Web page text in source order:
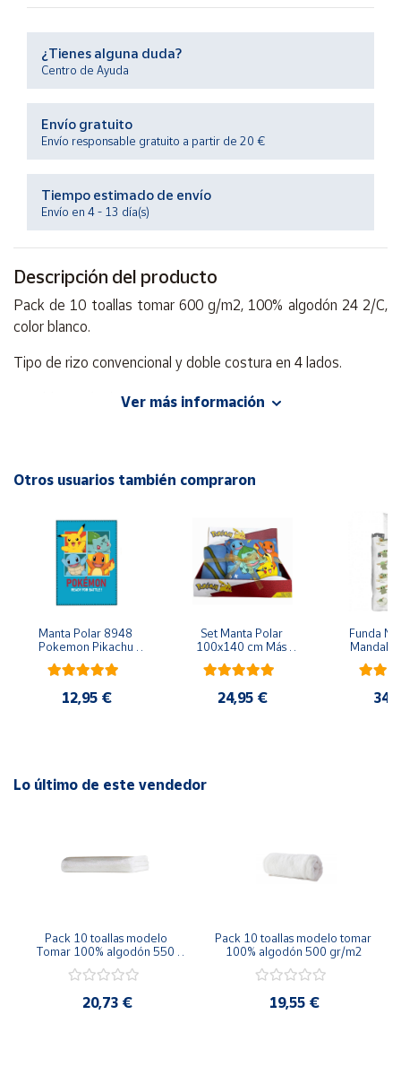
Centro
Contacto
Mapa de
vendedores
Hazte
vendedor
Área
vendedor
Cuenta
Área
Baleares
Canarias,
Ceuta y
¿Tienes alguna duda?
Centro de Ayuda
Envío gratuito
Envío responsable gratuito a partir de 20 €
Tiempo estimado de envío
Envío en 4 - 13 día(s)
Descripción del producto
Pack de 10 toallas tomar 600 g/m2, 100% algodón 24 2/C,
color blanco.
Tipo de rizo convencional y doble costura en 4 lados.
Lavable a máquina.
Bidet: 30 X 50 cm.
Ducha: 70 X 140 cm.
Sábana: 100 X 150 cm.
Ver más información
Otros usuarios también compraron
Manta Polar 8948
Pokemon Pikachu
140x100 cm 100%
poliéster
12,95 €
Set Manta Polar
100x140 cm Más
Cojín 35x35 cm
Pokemons Team
24,95 €
Funda
Yoda
o
Funda
Lo último de este vendedor
Pack 10 toallas modelo
Tomar 100% algodón 550
20,73 €
Pack 10 toallas modelo tomar
100% algodón 500 gr/m2
19,55 €